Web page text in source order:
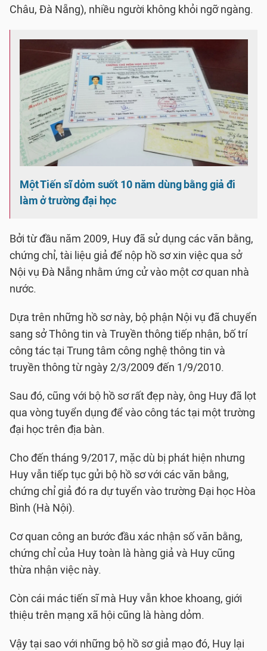
Châu, Đà Nẵng), nhiều người không khỏi ngỡ ngàng.
Một Tiến sĩ dỏm suốt 10 năm dùng bằng giả đi
làm ở trường đại học
Bởi từ đầu năm 2009, Huy đã sử dụng các văn bằng,
chứng chỉ, tài liệu giả để nộp hồ sơ xin việc qua sở
Nội vụ Đà Nẵng nhằm ứng cử vào một cơ quan nhà
nước.
Dựa trên những hồ sơ này, bộ phận Nội vụ đã chuyển
sang sở Thông tin và Truyền thông tiếp nhận, bố trí
công tác tại Trung tâm công nghệ thông tin và
truyền thông từ ngày 2/3/2009 đến 1/9/2010.
Sau đó, cũng với bộ hồ sơ rất đẹp này, ông Huy đã lọt
qua vòng tuyển dụng để vào công tác tại một trường
đại học trên địa bàn.
Cho đến tháng 9/2017, mặc dù bị phát hiện nhưng
Huy vẫn tiếp tục gửi bộ hồ sơ với các văn bằng,
chứng chỉ giả đó ra dự tuyển vào trường Đại học Hòa
Bình (Hà Nội).
Cơ quan công an bước đầu xác nhận số văn bằng,
chứng chỉ của Huy toàn là hàng giả và Huy cũng
thừa nhận việc này.
Còn cái mác tiến sĩ mà Huy vẫn khoe khoang, giới
thiệu trên mạng xã hội cũng là hàng dỏm.
Vậy tại sao với những bộ hồ sơ giả mạo đó, Huy lại